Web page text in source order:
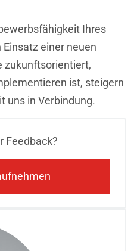
Ihres
einer neuen
zukunftsorientiert,
ist, steigern
uns in Verbindung.
Feedback?